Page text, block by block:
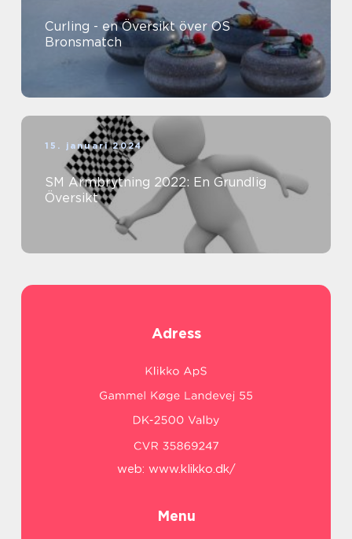
Curling - en Översikt över OS
Bronsmatch
15. januari 2024
SM Armbrytning 2022: En Grundlig
Översikt
Adress
web: www.klikko.dk/
Menu